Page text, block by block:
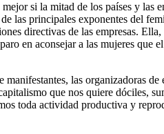
si la mitad de los países y las
las principales exponentes del
directivas de las empresas.
en aconsejar a las mujeres que
las organizadoras
que nos quiere dóciles,
toda actividad productiva y